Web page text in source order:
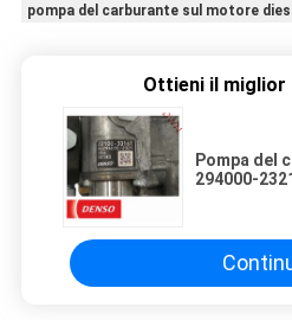
pompa del carburante sul motore
Ottieni il miglior
Pompa del
294000-